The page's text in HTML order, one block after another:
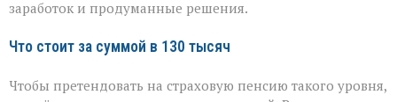
заработок и продуманные решения.
Что стоит за суммой в 130 тысяч
Чтобы претендовать на страховую пенсию такого уровня,